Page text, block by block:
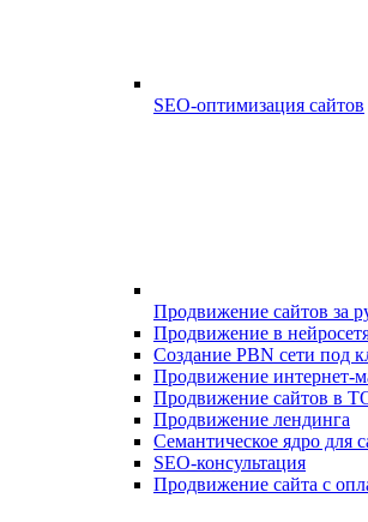
SEO-оптимизация сайтов
Продвижение сайтов за
Продвижение в
Создание PBN сети под
Продвижение интернет-
Продвижение сайтов в
Продвижение лендинга
Семантическое ядро для
SEO-консультация
Продвижение сайта с